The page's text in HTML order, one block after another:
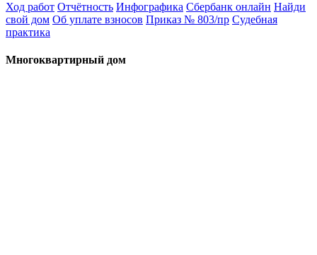
Ход работ Отчётность Инфографика Сбербанк онлайн Найди
свой дом Об уплате взносов Приказ № 803/пр Судебная
практика
Многоквартирный дом